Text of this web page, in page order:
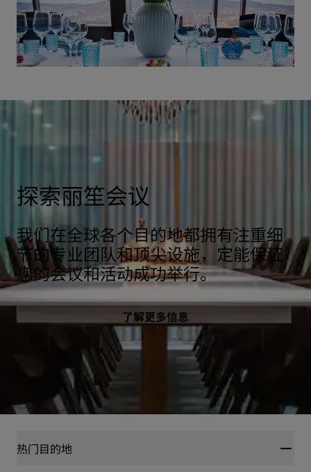
探索丽笙会议
我们在全球各个目的地都拥有注重细
节的专业团队和顶尖设施，定能保证
您的会议和活动成功举行。
了解更多信息
热门目的地